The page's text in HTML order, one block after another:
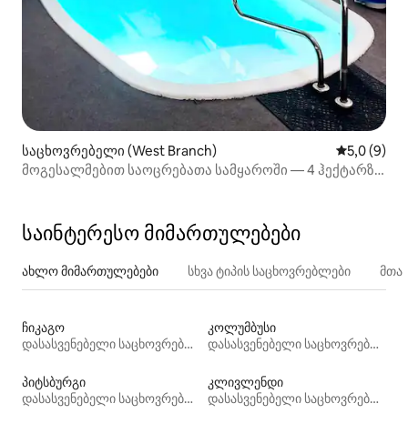
საცხოვრებელი (West Branch) საშუალო
5,0 (9)
მოგესალმებით საოცრებათა სამყაროში — 4 ჰექტარზე
საინტერესო მიმართულებები
ახლო მიმართულებები სხვა ტიპის საცხოვრებლები
ჩიკაგო
დასასვენებელი საცხოვრებლები
კოლუმბუსი
დასასვენებელი საცხოვრებლები
პიტსბურგი
დასასვენებელი საცხოვრებლები
კლივლენდი
დასასვენებელი საცხოვრებლები